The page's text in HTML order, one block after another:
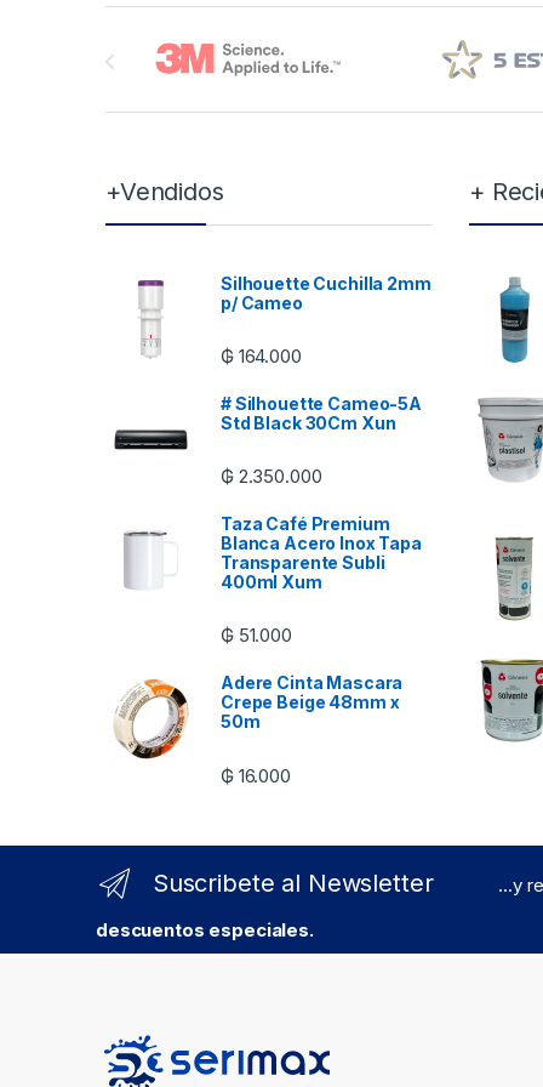
+Vendidos
Silhouette Cuchilla 2mm
p/ Cameo
₲ 164.000
# Silhouette Cameo-5A
Std Black 30Cm Xun
₲ 2.350.000
Taza Café Premium
Blanca Acero Inox Tapa
Transparente Subli
400ml Xum
₲ 51.000
Adere Cinta Mascara
Crepe Beige 48mm x
50m
₲ 16.000
+
Suscribete al Newsletter
...y
descuentos especiales.